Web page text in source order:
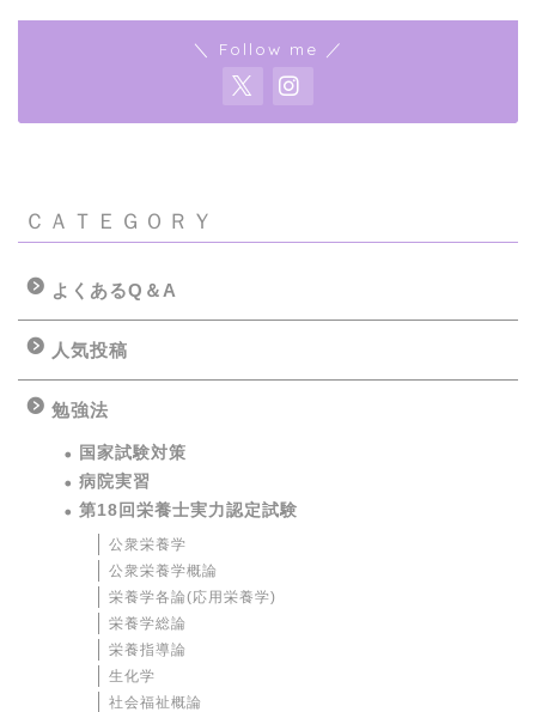
＼ Follow me ／
ＣＡＴＥＧＯＲＹ
よくあるQ＆A
人気投稿
勉強法
国家試験対策
病院実習
第18回栄養士実力認定試験
公衆栄養学
公衆栄養学概論
栄養学各論(応用栄養学)
栄養学総論
栄養指導論
生化学
社会福祉概論